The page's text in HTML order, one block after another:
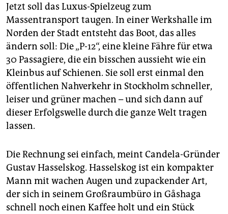
Jetzt soll das Luxus-Spielzeug zum
Massentransport taugen. In einer Werkshalle im
Norden der Stadt entsteht das Boot, das alles
ändern soll: Die „P-12“, eine kleine Fähre für etwa
30 Passagiere, die ein bisschen aussieht wie ein
Kleinbus auf Schienen. Sie soll erst einmal den
öffentlichen Nahverkehr in Stockholm schneller,
leiser und grüner machen – und sich dann auf
dieser Erfolgswelle durch die ganze Welt tragen
lassen.
Die Rechnung sei einfach, meint Candela-Gründer
Gustav Hasselskog. Hasselskog ist ein kompakter
Mann mit wachen Augen und zupackender Art,
der sich in seinem Großraumbüro in Gåshaga
schnell noch einen Kaffee holt und ein Stück